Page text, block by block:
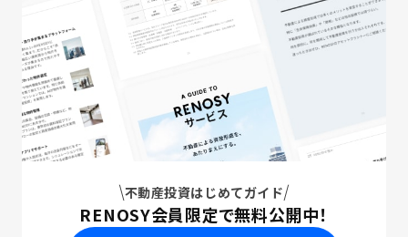
不動産投資はじめてガイド
RENOSY会員限定で無料公開中！